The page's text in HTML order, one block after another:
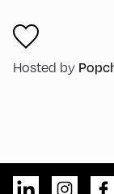
Hosted by